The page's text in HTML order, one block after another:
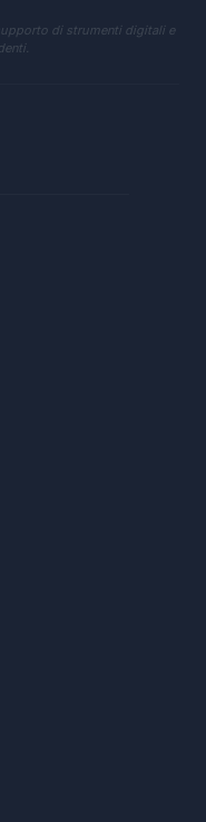
di strumenti digitali e